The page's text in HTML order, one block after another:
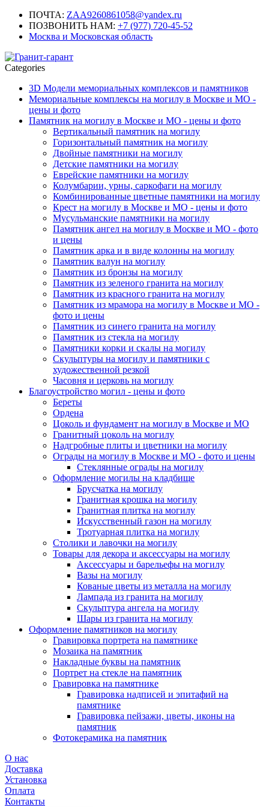
ПОЧТА: ZAA9260861058@yandex.ru
ПОЗВОНИТЬ НАМ: +7 (977) 720-45-52
Москва и Московская область
Categories
3D Модели мемориальных комплексов и памятников
Мемориальные комплексы на могилу в Москве и МО -
цены и фото
Памятник на могилу в Москве и МО - цены и фото
Вертикальный памятник на могилу
Горизонтальный памятник на могилу
Двойные памятники на могилу
Детские памятники на могилу
Еврейские памятники на могилу
Колумбарии, урны, саркофаги на могилу
Комбинированные цветные памятники на могилу
Крест на могилу в Москве и МО - цены и фото
Мусульманские памятники на могилу
Памятник ангел на могилу в Москве и МО - фото
и цены
Памятник арка и в виде колонны на могилу
Памятник валун на могилу
Памятник из бронзы на могилу
Памятник из зеленого гранита на могилу
Памятник из красного гранита на могилу
Памятник из мрамора на могилу в Москве и МО -
фото и цены
Памятник из синего гранита на могилу
Памятник из стекла на могилу
Памятники корки и скалы на могилу
Скульптуры на могилу и памятники с
художественной резкой
Часовня и церковь на могилу
Благоустройство могил - цены и фото
Береты
Ордена
Цоколь и фундамент на могилу в Москве и МО
Гранитный цоколь на могилу
Надгробные плиты и цветники на могилу
Ограды на могилу в Москве и МО - фото и цены
Стеклянные ограды на могилу
Оформление могилы на кладбище
Брусчатка на могилу
Гранитная крошка на могилу
Гранитная плитка на могилу
Искусственный газон на могилу
Тротуарная плитка на могилу
Столики и лавочки на могилу
Товары для декора и аксессуары на могилу
Аксессуары и барельефы на могилу
Вазы на могилу
Кованые цветы из металла на могилу
Лампада из гранита на могилу
Скульптура ангела на могилу
Шары из гранита на могилу
Оформление памятников на могилу
Гравировка портрета на памятнике
Мозаика на памятник
Накладные буквы на памятник
Портрет на стекле на памятник
Гравировка на памятнике
Гравировка надписей и эпитафий на
памятнике
Гравировка пейзажи, цветы, иконы на
памятник
Фотокерамика на памятник
О нас
Доставка
Установка
Оплата
Контакты